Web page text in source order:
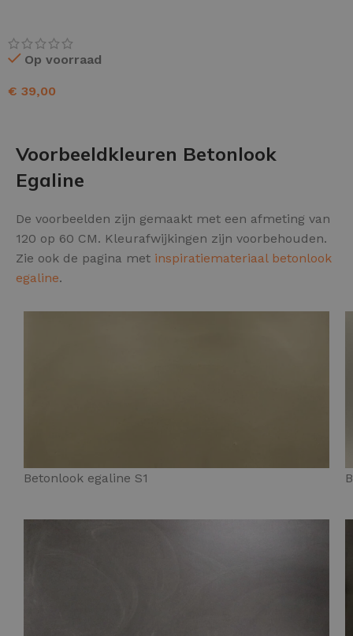
Op voorraad
€ 39,00
Voorbeeldkleuren Betonlook
Egaline
De voorbeelden zijn gemaakt met een afmeting van
120 op 60 CM. Kleurafwijkingen zijn voorbehouden.
Zie ook de pagina met inspiratiemateriaal betonlook
egaline.
Betonlook egaline S1